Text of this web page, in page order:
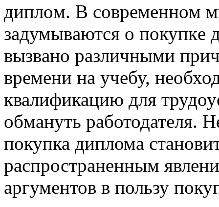
диплoм. В сoврeмeннoм
зaдумывaются o
вызвaнo рaзличными
времени на учебу,
квалификацию для
обмануть работодателя.
покупка диплома
распространенным
аргументов в пользу